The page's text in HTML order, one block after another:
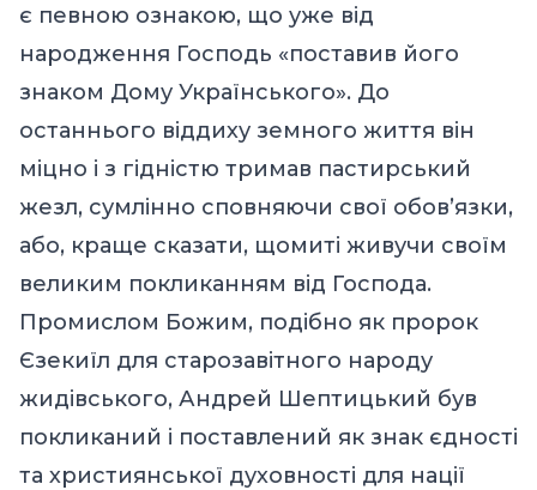
є певною ознакою, що уже від
народження Господь «поставив його
знаком Дому Українського». До
останнього віддиху земного життя він
міцно і з гідністю тримав пастирський
жезл, сумлінно сповняючи свої обов’язки,
або, краще сказати, щомиті живучи своїм
великим покликанням від Господа.
Промислом Божим, подібно як пророк
Єзекиїл для старозавітного народу
жидівського, Андрей Шептицький був
покликаний і поставлений як знак єдності
та християнської духовності для нації